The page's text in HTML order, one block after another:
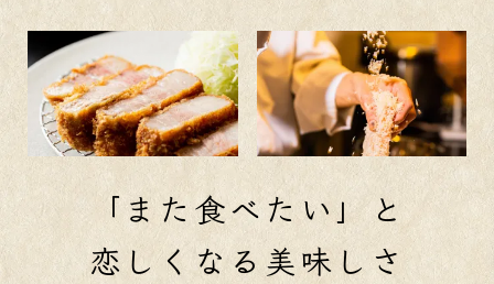
「また食べたい」と
恋しくなる美味しさ